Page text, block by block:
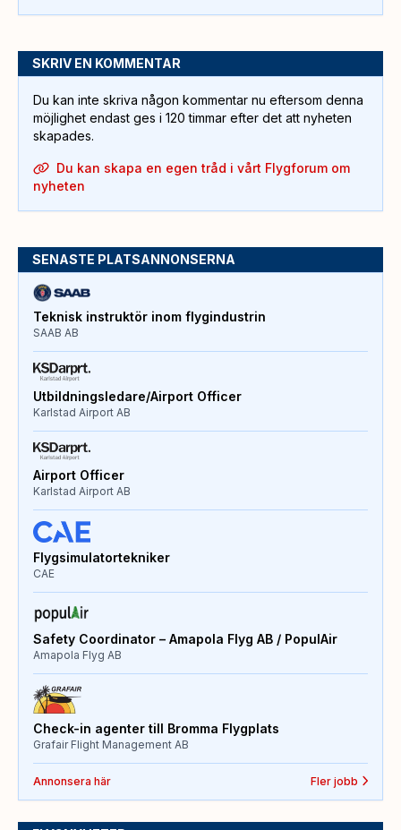
SKRIV EN KOMMENTAR
Du kan inte skriva någon kommentar nu eftersom denna
möjlighet endast ges i 120 timmar efter det att nyheten
skapades.
Du kan skapa en egen tråd i vårt Flygforum om
nyheten
SENASTE PLATSANNONSERNA
Teknisk instruktör inom flygindustrin
SAAB AB
Utbildningsledare/Airport Officer
Karlstad Airport AB
Airport Officer
Karlstad Airport AB
Flygsimulatortekniker
CAE
Safety Coordinator – Amapola Flyg AB / PopulAir
Amapola Flyg AB
Check-in agenter till Bromma Flygplats
Grafair Flight Management AB
Annonsera här Fler jobb